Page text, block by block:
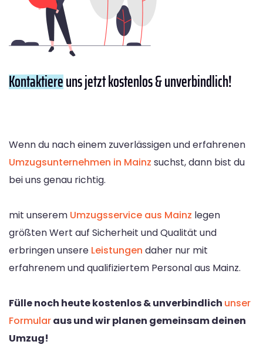
Kontaktiereuns jetzt kostenlos & unverbindlich!
Wenn du nach einem zuverlässigen und erfahrenen
Umzugsunternehmen in Mainz suchst, dann bist du
bei uns genau richtig.
mit unserem Umzugsservice aus Mainz legen
größten Wert auf Sicherheit und Qualität und
erbringen unsere Leistungen daher nur mit
erfahrenem und qualifiziertem Personal aus Mainz.
Fülle noch heute kostenlos & unverbindlich unser
Formularaus und wir planen gemeinsam deinen
Umzug!